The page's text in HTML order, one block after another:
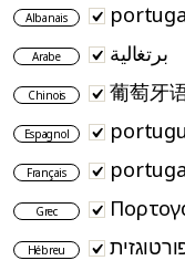
Albanais
Arabe برتغالية
Chinois 葡萄牙
Espagnol
Français
Grec
Hébreu